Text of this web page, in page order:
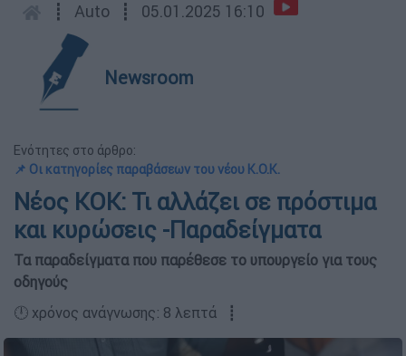
┋ Auto ┋ 05.01.2025 16:10
Newsroom
Ενότητες στο άρθρο:
📌 Οι κατηγορίες παραβάσεων του νέου Κ.Ο.Κ.
Νέος ΚΟΚ: Τι αλλάζει σε πρόστιμα
και κυρώσεις -Παραδείγματα
Τα παραδείγματα που παρέθεσε το υπουργείο για τους
οδηγούς
🕛 χρόνος ανάγνωσης: 8 λεπτά ┋